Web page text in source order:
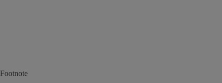
Footnote